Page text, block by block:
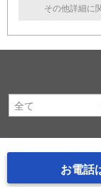
その他詳細に
お電話